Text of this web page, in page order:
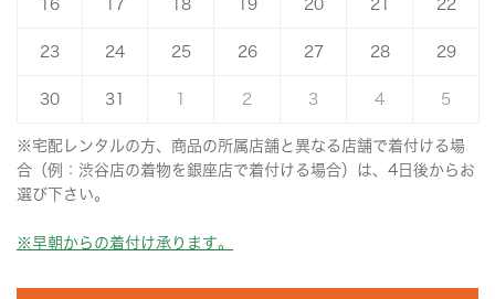
16 17 18 19 20 21 22
23 24 25 26 27 28 29
30 31 2 3 4 5
※宅配レンタルの方、商品の所属店舗と異なる店舗で着付ける場
合（例：渋谷店の着物を銀座店で着付ける場合）は、4日後からお
選び下さい。
※早朝からの着付け承ります。